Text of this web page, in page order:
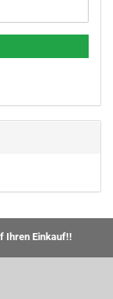
Ihren Einkauf!!